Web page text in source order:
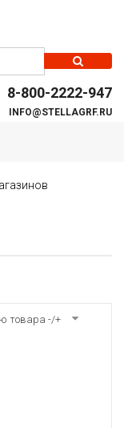
8-800-2222-947
INFO@STELLAGRF.RU
товара -/+